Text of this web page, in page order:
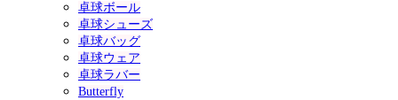
卓球ボール
卓球シューズ
卓球バッグ
卓球ウェア
卓球ラバー
Butterfly